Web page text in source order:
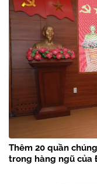
Thêm 20 quần
trong hàng ngũ của